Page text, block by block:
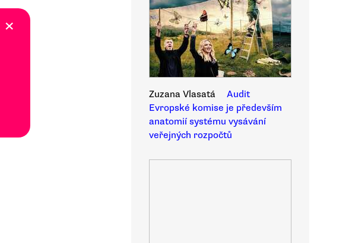
×
Zuzana Vlasatá
Audit
Evropské komise je především
anatomií systému vysávání
veřejných rozpočtů